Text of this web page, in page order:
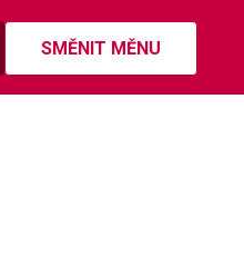
SMĚNIT MĚNU